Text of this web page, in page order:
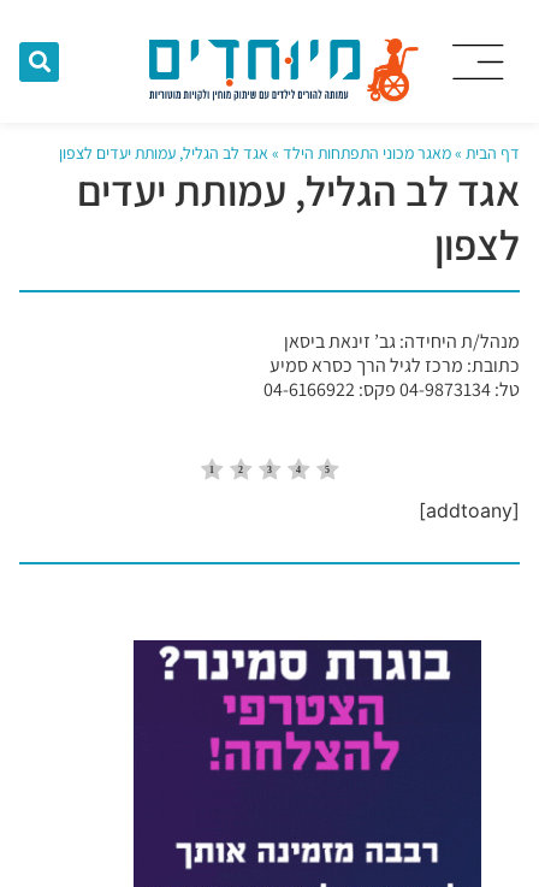
דף הבית »מאגר מכוני התפתחות הילד » אגד לב הגליל, עמותת יעדים לצפון
אגד לב הגליל, עמותת יעדים
לצפון
מנהל/ת היחידה: גב’ זינאת ביסאן
כתובת: מרכז לגיל הרך כסרא סמיע
טל: 04-9873134 פקס: 04-6166922
[addtoany]